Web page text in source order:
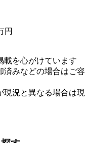
円
を心がけています
済みなどの場合はご容
況と異なる場合は現